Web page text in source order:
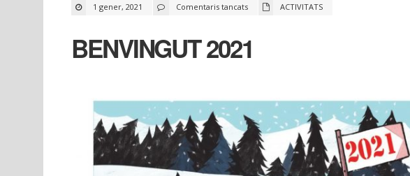
1 gener, 2021 Comentaris tancatsa
BENVINGUT
ACTIVITATS
BENVINGUT 2021